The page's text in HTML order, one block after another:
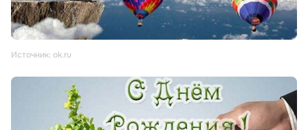
Источник: ok.ru